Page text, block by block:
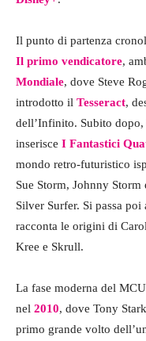
Il punto di partenza
Il primo vendicatore,
Mondiale, dove Steve
introdotto il Tesseract,
dell’Infinito. Subito
inserisce I Fantastici
mondo retro-futuristico
Sue Storm, Johnny
Silver Surfer. Si passa poi
racconta le origini di
Kree e Skrull.
La fase moderna del
nel 2010, dove Tony
primo grande volto